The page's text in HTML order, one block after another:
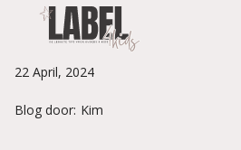
22 April, 2024
Blog door: Kim